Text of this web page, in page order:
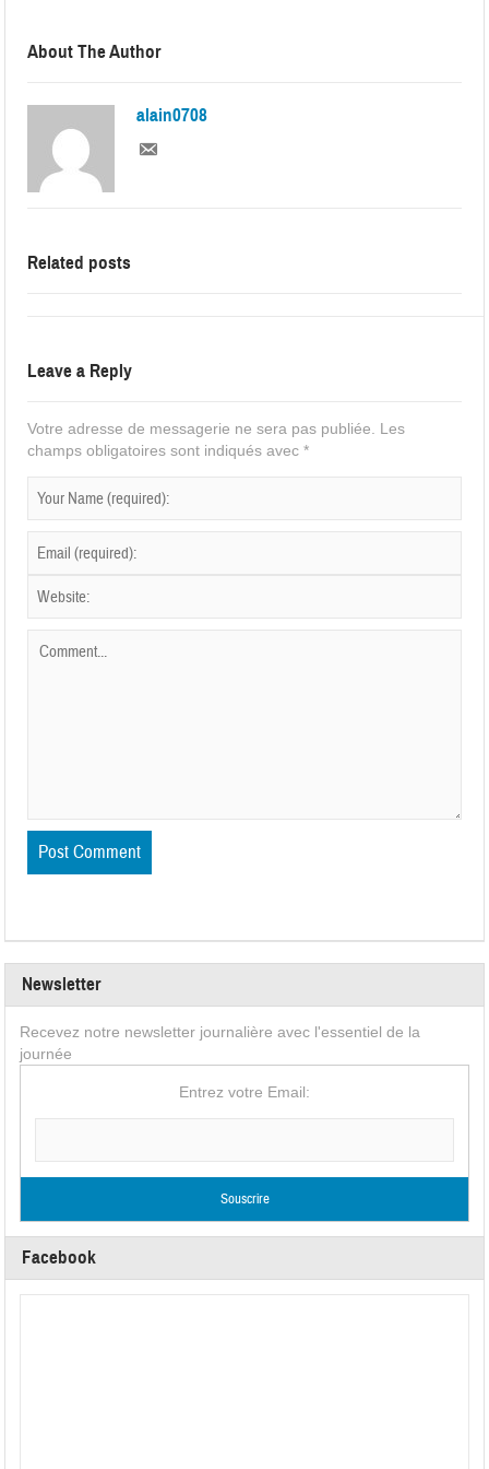
About The Author
alain0708
Related posts
Leave a Reply
Votre adresse de messagerie ne sera pas publiée.
Les
champs obligatoires sont indiqués avec*
Newsletter
Recevez notre newsletter journalière avec l'essentiel de la
journée
Entrez votre Email:
Facebook